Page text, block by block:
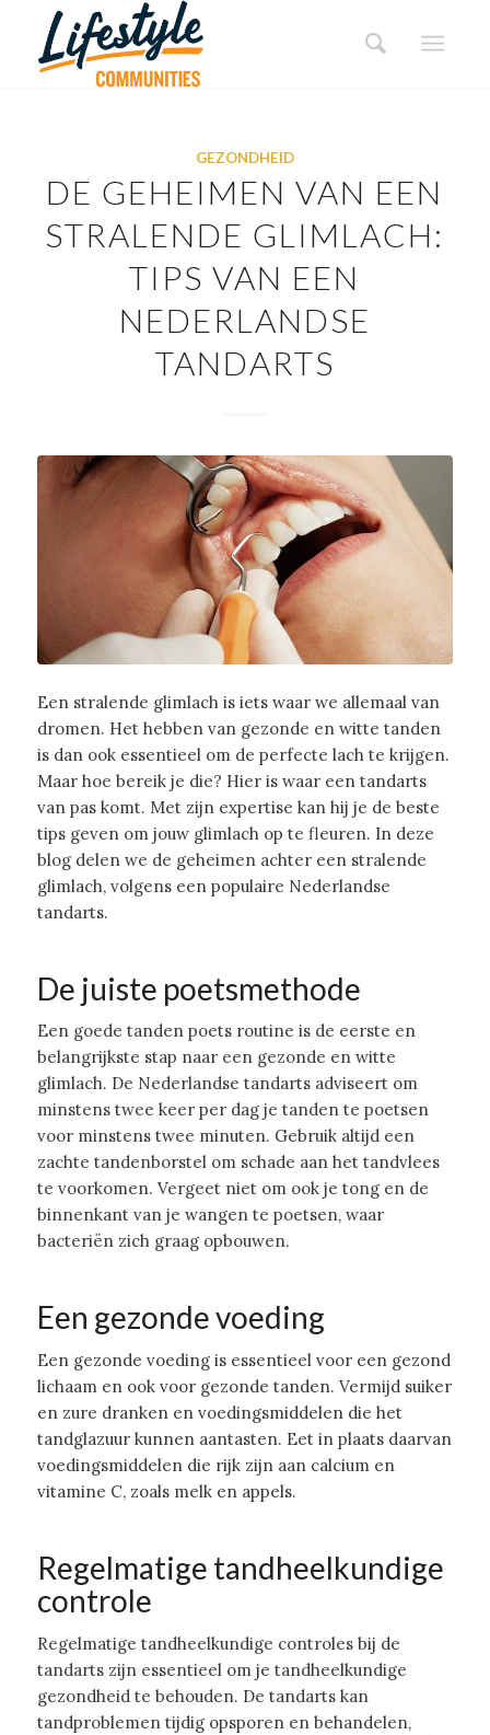
GEZONDHEID
DE GEHEIMEN VAN EEN
STRALENDE GLIMLACH:
TIPS VAN EEN
NEDERLANDSE
TANDARTS
Een stralende glimlach is iets waar we allemaal van
dromen. Het hebben van gezonde en witte tanden
is dan ook essentieel om de perfecte lach te krijgen.
Maar hoe bereik je die? Hier is waar een tandarts
van pas komt. Met zijn expertise kan hij je de beste
tips geven om jouw glimlach op te fleuren. In deze
blog delen we de geheimen achter een stralende
glimlach, volgens een populaire Nederlandse
tandarts.
De juiste poetsmethode
Een goede tanden poets routine is de eerste en
belangrijkste stap naar een gezonde en witte
glimlach. De Nederlandse tandarts adviseert om
minstens twee keer per dag je tanden te poetsen
voor minstens twee minuten. Gebruik altijd een
zachte tandenborstel om schade aan het tandvlees
te voorkomen. Vergeet niet om ook je tong en de
binnenkant van je wangen te poetsen, waar
bacteriën zich graag opbouwen.
Een gezonde voeding
Een gezonde voeding is essentieel voor een gezond
lichaam en ook voor gezonde tanden. Vermijd suiker
en zure dranken en voedingsmiddelen die het
tandglazuur kunnen aantasten. Eet in plaats daarvan
voedingsmiddelen die rijk zijn aan calcium en
vitamine C, zoals melk en appels.
Regelmatige tandheelkundige
controle
Regelmatige tandheelkundige controles bij de
tandarts zijn essentieel om je tandheelkundige
gezondheid te behouden. De tandarts kan
tandproblemen tijdig opsporen en behandelen,